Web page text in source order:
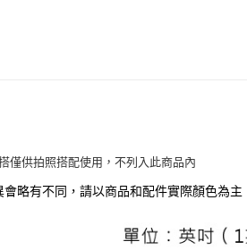
每筆NT$100，滿NT$988(含以上)免運
付款後7-11取貨
每筆NT$100，滿NT$988(含以上)免運
OL職場外套
僅供拍照搭配使用，不列入此商品內
略有不同，請以商品和配件實際顏色為主